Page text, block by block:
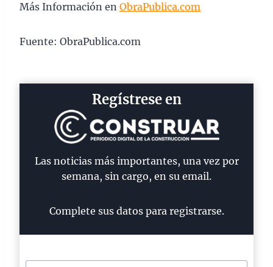
Más Información en ObraPublica.com
Fuente: ObraPublica.com
Regístrese en
Las noticias más importantes, una vez por
semana, sin cargo, en su email.
Complete sus datos para registrarse.